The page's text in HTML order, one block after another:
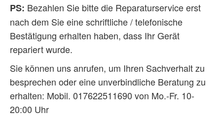
PS: Bezahlen Sie bitte die Reparaturservice erst
nach dem Sie eine schriftliche / telefonische
Bestätigung erhalten haben, dass Ihr Gerät
repariert wurde.
Sie können uns anrufen, um Ihren Sachverhalt zu
besprechen oder eine unverbindliche Beratung zu
erhalten: Mobil. 017622511690 von Mo.-Fr. 10-
20:00 Uhr